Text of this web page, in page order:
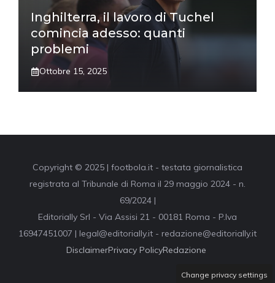
Inghilterra, il lavoro di Tuchel
comincia adesso: quanti
problemi
Ottobre 15, 2025
Copyright © 2025 | footbola.it - testata giornalistica
registrata al Tribunale di Roma il 29 maggio 2024 - n.
69/2024 |
Editorially Srl - Via Assisi 21 - 00181 Roma - P.Iva
16947451007 | legal@editorially.it - redazione@editorially.it
DisclaimerPrivacy PolicyRedazione
Change privacy settings